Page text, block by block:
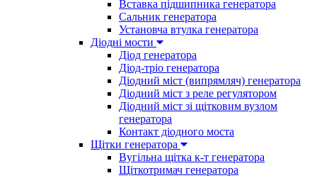
Вставка підшипника генератора
Сальник генератора
Установча втулка генератора
Діодні мости
Діод генератора
Діод-тріо генератора
Діодний міст (випрямляч) генератора
Діодний міст з реле регулятором
Діодний міст зі щітковим вузлом
генератора
Контакт діодного моста
Щітки генератора
Вугільна щітка к-т генератора
Щіткотримач генератора